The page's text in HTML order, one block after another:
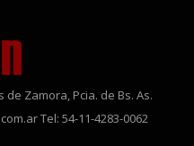
de Zamora, Pcia. de Bs. As.
Tel: 54-11-4283-0062